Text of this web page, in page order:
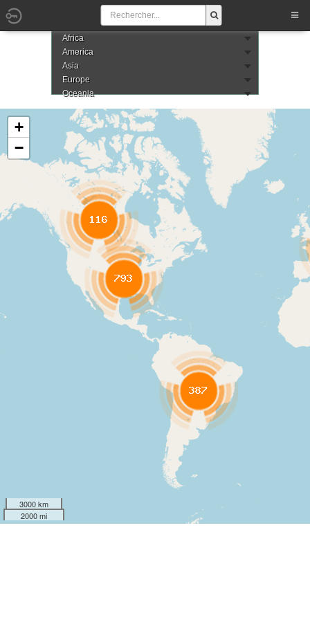
Africa
America
Asia
Europe
Oceania
+
−
3000 km
2000 mi